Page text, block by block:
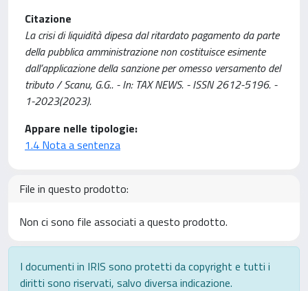
Citazione
La crisi di liquidità dipesa dal ritardato pagamento da parte
della pubblica amministrazione non costituisce esimente
dall’applicazione della sanzione per omesso versamento del
tributo / Scanu, G.G.. - In: TAX NEWS. - ISSN 2612-5196. -
1-2023(2023).
Appare nelle tipologie:
1.4 Nota a sentenza
File in questo prodotto:
Non ci sono file associati a questo prodotto.
I documenti in IRIS sono protetti da copyright e tutti i
diritti sono riservati, salvo diversa indicazione.